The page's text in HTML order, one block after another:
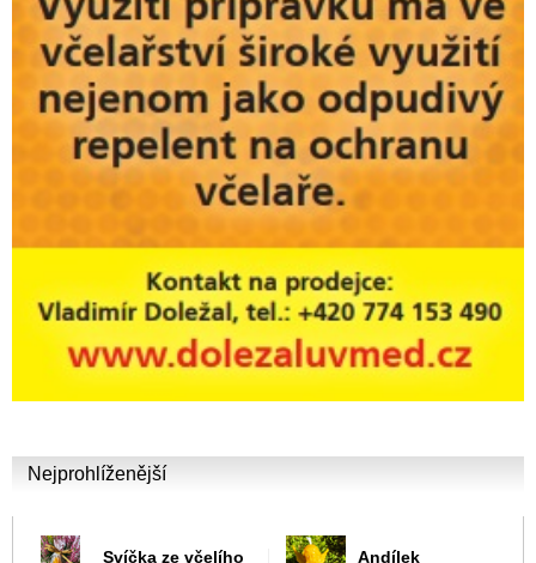
Nejprohlíženější
Svíčka ze včelího
Andílek